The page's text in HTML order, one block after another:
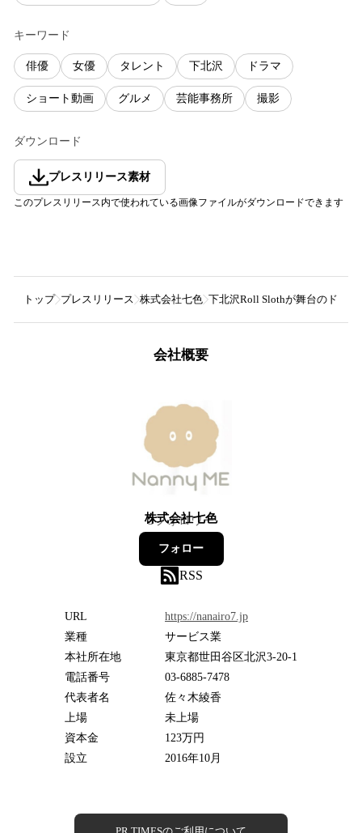
キーワード
俳優 女優 タレント 下北沢 ドラマ
ショート動画 グルメ 芸能事務所 撮影
ダウンロード
プレスリリース素材
このプレスリリース内で使われている画像ファイルがダウンロードできます
トップ プレスリリース 株式会社七色 下北沢Roll Slothが舞台のドラ
会社概要
株式会社七色
3フォロワー
フォロー
RSS
URL
https://nanairo7.jp
業種
サービス業
本社所在地
東京都世田谷区北沢3-20-1
電話番号
03-6885-7478
代表者名
佐々木綾香
上場
未上場
資本金
123万円
設立
2016年10月